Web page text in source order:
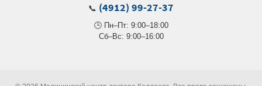
📞 (4912) 99-27-37
🕒 Пн–Пт: 9:00–18:00
Сб–Вс: 9:00–16:00